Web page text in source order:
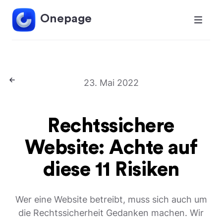
Onepage
23. Mai 2022
Rechtssichere
Website: Achte auf
diese 11 Risiken
Wer eine Website betreibt, muss sich auch um
die Rechtssicherheit Gedanken machen. Wir